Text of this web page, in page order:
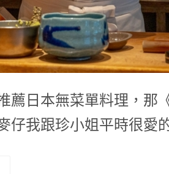
薦日本無菜單料理，那
仔我跟珍小姐平時很愛